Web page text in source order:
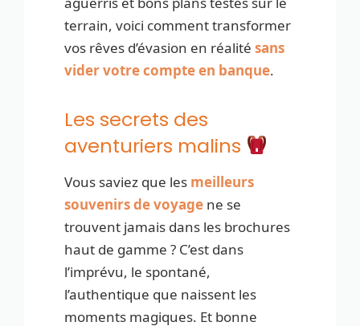
terrain, voici comment transformer
vos rêves d’évasion en réalité sans
vider votre compte en banque.
Les secrets des
aventuriers malins
Vous saviez que les meilleurs
souvenirs de voyage ne se
trouvent jamais dans les brochures
haut de gamme ? C’est dans
l’imprévu, le spontané,
l’authentique que naissent les
moments magiques. Et bonne